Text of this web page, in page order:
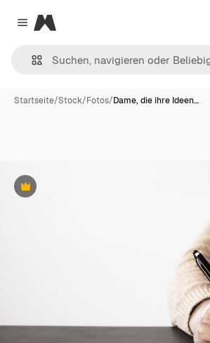
Close menu
Magnific
Startseite/Stock/Fotos/Dame, die ihre Ideen…
Premium